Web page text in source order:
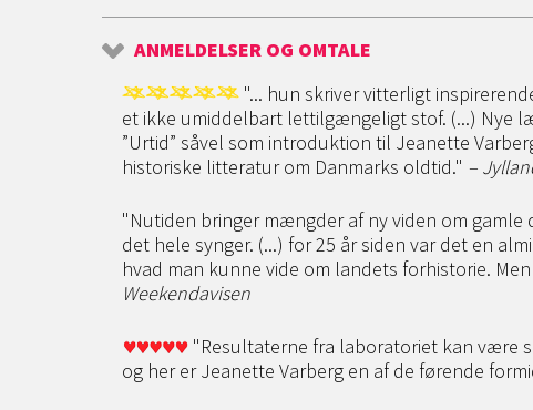
ANMELDELSER OG OMTALE
"... hun skriver vitterligt
et ikke umiddelbart lettilgængeligt stof. (...) Nye
”Urtid” såvel som introduktion til Jeanette
historiske litteratur om Danmarks oldtid." –
"Nutiden bringer mængder af ny viden om
det hele synger. (...) for 25 år siden var det en
hvad man kunne vide om landets forhistorie.
Weekendavisen
"Resultaterne fra laboratoriet kan være
og her er Jeanette Varberg en af de førende